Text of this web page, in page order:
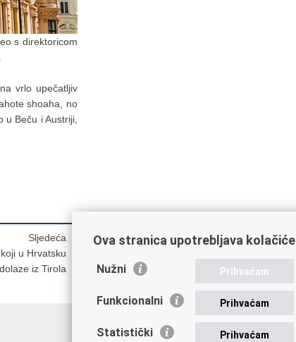
s direktoricom
vrlo upečatljiv
shoaha, no
Beču i Austriji,
Sljedeća
u Hrvatsku
dolaze iz Tirola
Ova stranica upotrebljava kolačiće
Nužni Prihvaćam
Funkcionalni Prihvaćam
Statistički Prihvaćam